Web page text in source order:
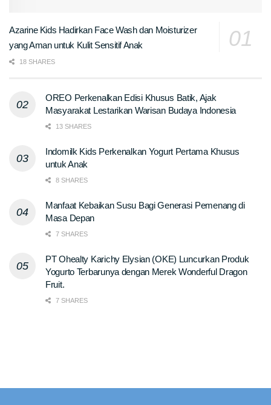
Azarine Kids Hadirkan Face Wash dan Moisturizer
yang Aman untuk Kulit Sensitif Anak
18 SHARES
OREO Perkenalkan Edisi Khusus Batik, Ajak
Masyarakat Lestarikan Warisan Budaya Indonesia
13 SHARES
Indomilk Kids Perkenalkan Yogurt Pertama Khusus
untuk Anak
8 SHARES
Manfaat Kebaikan Susu Bagi Generasi Pemenang di
Masa Depan
7 SHARES
PT Ohealty Karichy Elysian (OKE) Luncurkan Produk
Yogurto Terbarunya dengan Merek Wonderful Dragon
Fruit.
7 SHARES